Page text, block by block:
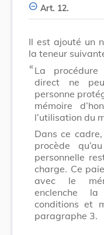
Art. 12.
Il est ajouté un
la teneur
​ «La
direct ne
personne
mémoire
l’utilisation du
Dans ce
procède
personnelle
charge. Ce
avec le
enclenche
conditions et
paragraphe 3.